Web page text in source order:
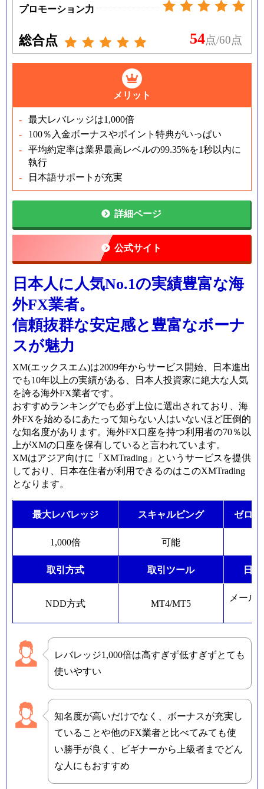
プロモーション力
総合点 54点/60点
メリット
最大レバレッジは1,000倍
100％入金ボーナスやポイント特典がいっぱい
平均約定率は業界最高レベルの99.35%を1秒以内に
執行
日本語サポートが充実
詳細ページ
公式サイト
日本人に人気No.1の実績豊富な海
外FX業者。
信頼抜群な安定感と豊富なボーナ
スが魅力
XM(エックスエム)は2009年からサービス開始、日本進出
でも10年以上の実績がある、日本人投資家に絶大な人気
を誇る海外FX業者です。
おすすめランキングでも必ず上位に選出されており、海
外FXを始めるにあたって知らない人はいないほど圧倒的
な知名度があります。海外FX口座を持つ利用者の70％以
上がXMの口座を保有していると言われています。
XMはアジア向けに「XMTrading」というサービスを提供
しており、日本在住者が利用できるのはこのXMTrading
となります。
最大レバレッジ スキャルピング ゼロ
1,000倍 可能
取引方式 取引ツール 日
NDD方式 MT4/MT5
メール
レバレッジ1,000倍は高すぎず低すぎずとても
使いやすい
知名度が高いだけでなく、ボーナスが充実し
ていることや他のFX業者と比べてみても使
い勝手が良く、ビギナーから上級者までどん
な人にもおすすめ